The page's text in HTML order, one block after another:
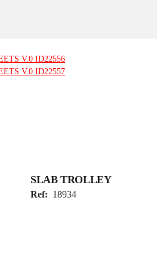
V.0 ID22556
V.0 ID22557
SLAB TROLLEY
Ref: 18934